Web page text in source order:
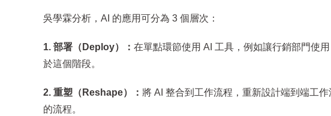
吳學霖分析，AI 的應用可分為 3 個層次：
1. 部署（Deploy）： 在單點環節使用 AI 工具，例如讓行銷部門使
於這個階段。
2. 重塑（Reshape）： 將 AI 整合到工作流程，重新設計端到端工
的流程。